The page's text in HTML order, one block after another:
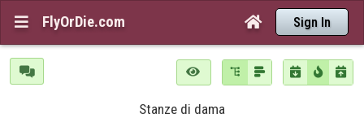
 FlyOrDie.com  Sign In
      
Stanze di dama